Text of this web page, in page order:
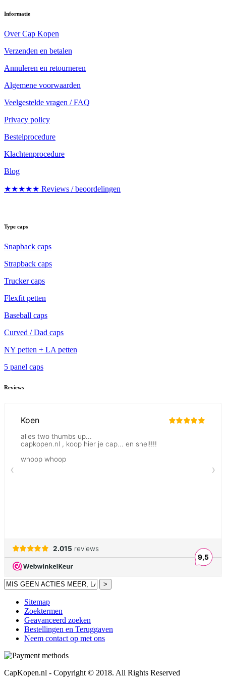
Informatie
Over Cap Kopen
Verzenden en betalen
Annuleren en retourneren
Algemene voorwaarden
Veelgestelde vragen / FAQ
Privacy policy
Bestelprocedure
Klachtenprocedure
Blog
★★★★★ Reviews / beoordelingen
Type caps
Snapback caps
Strapback caps
Trucker caps
Flexfit petten
Baseball caps
Curved / Dad caps
NY petten + LA petten
5 panel caps
Reviews
>
Sitemap
Zoektermen
Geavanceerd zoeken
Bestellingen en Teruggaven
Neem contact op met ons
CapKopen.nl - Copyright © 2018. All Rights Reserved